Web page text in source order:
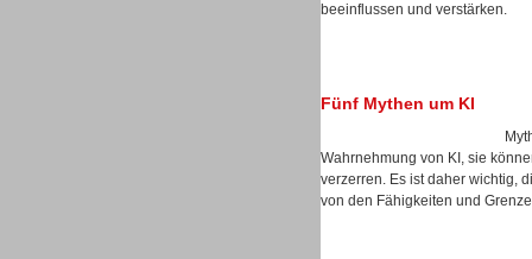
beeinflussen und verstärken.
Fünf Mythen um KI
Wahrnehmung von KI, sie
verzerren. Es ist daher wichtig,
von den Fähigkeiten und